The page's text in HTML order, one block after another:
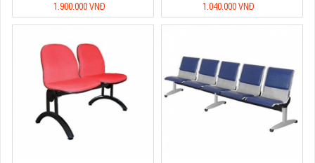
1.900.000 VNĐ
1.040.000 VNĐ